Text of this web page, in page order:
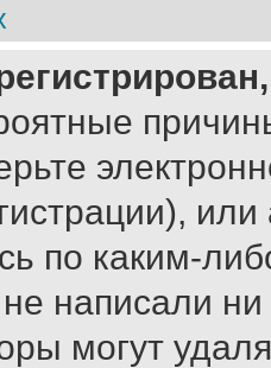
по каким-
написали
могут